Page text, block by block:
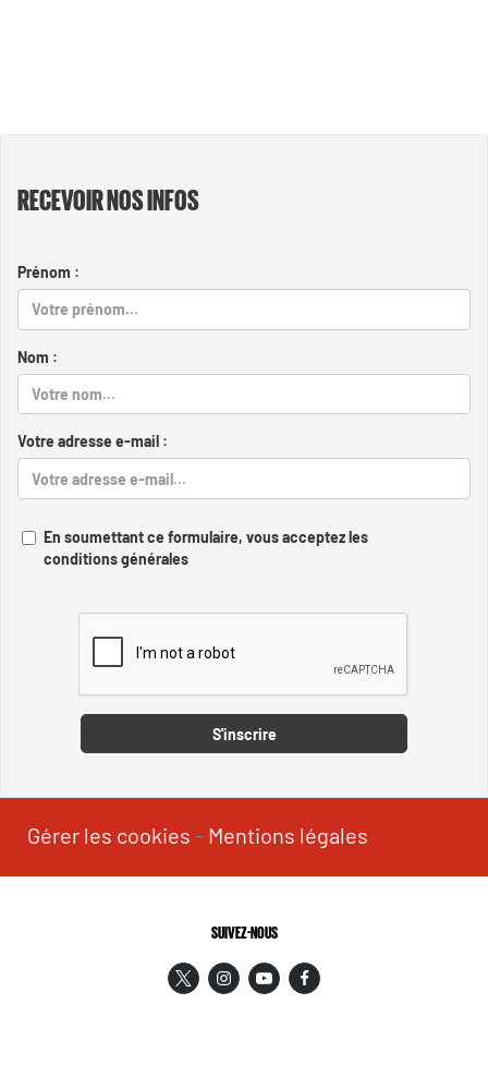
RECEVOIR NOS INFOS
Prénom :
Nom :
Votre adresse e-mail :
En soumettant ce formulaire, vous acceptez les
conditions générales
S'inscrire
Gérer les cookies - Mentions légales
SUIVEZ-NOUS